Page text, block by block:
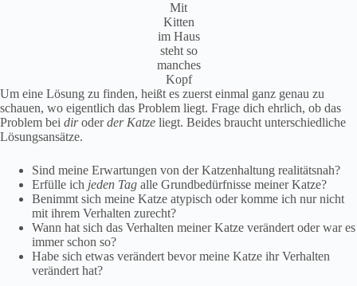
Mit
Kitten
im Haus
steht so
manches
Kopf
Um eine Lösung zu finden, heißt es zuerst einmal ganz genau zu
schauen, wo eigentlich das Problem liegt. Frage dich ehrlich, ob das
Problem bei diroderder Katze liegt. Beides braucht unterschiedliche
Lösungsansätze.
Sind meine Erwartungen von der Katzenhaltung realitätsnah?
Erfülle ich jeden Tag alle Grundbedürfnisse meiner Katze?
Benimmt sich meine Katze atypisch oder komme ich nur nicht
mit ihrem Verhalten zurecht?
Wann hat sich das Verhalten meiner Katze verändert oder war es
immer schon so?
Habe sich etwas verändert bevor meine Katze ihr Verhalten
verändert hat?